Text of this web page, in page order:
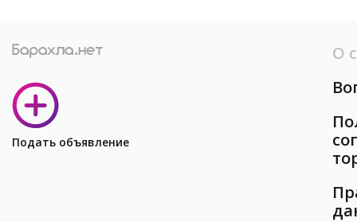
Подать объявление
О